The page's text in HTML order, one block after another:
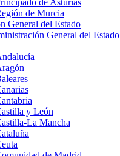
de Murcia
General del Estado
General del Estado
y León
La Mancha